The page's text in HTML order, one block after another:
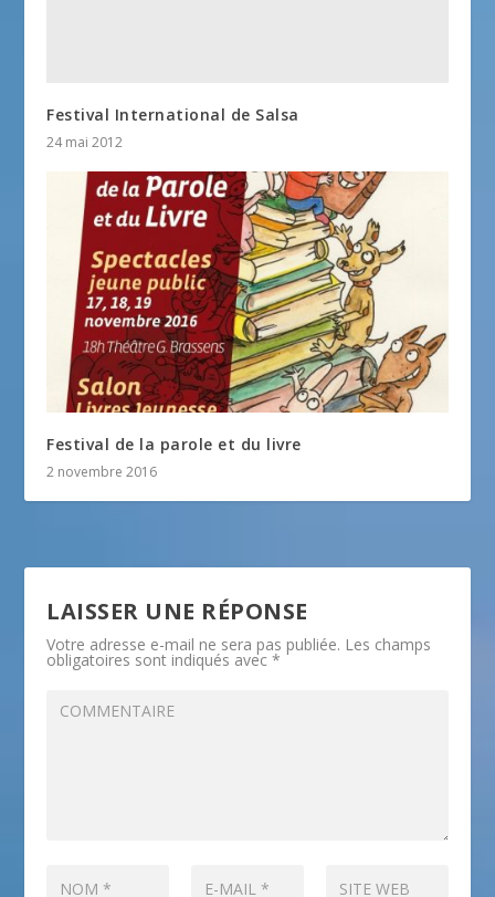
Festival International de Salsa
24 mai 2012
Festival de la parole et du livre
2 novembre 2016
LAISSER UNE RÉPONSE
Votre adresse e-mail ne sera pas publiée. Les champs
obligatoires sont indiqués avec*